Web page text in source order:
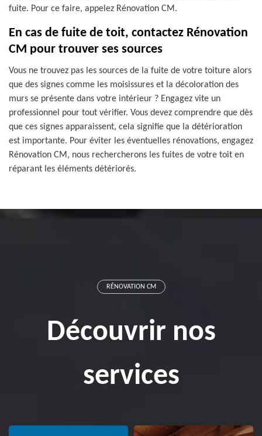
fuite. Pour ce faire, appelez Rénovation CM.
En cas de fuite de toit, contactez Rénovation
CM pour trouver ses sources
Vous ne trouvez pas les sources de la fuite de votre toiture alors
que des signes comme les moisissures et la décoloration des
murs se présente dans votre intérieur ? Engagez vite un
professionnel pour tout vérifier. Vous devez comprendre que dès
que ces signes apparaissent, cela signifie que la détérioration
est importante. Pour éviter les éventuelles rénovations, engagez
Rénovation CM, nous rechercherons les fuites de votre toit en
réparant les éléments détériorés.
RÉNOVATION CM
Découvrir nos
services